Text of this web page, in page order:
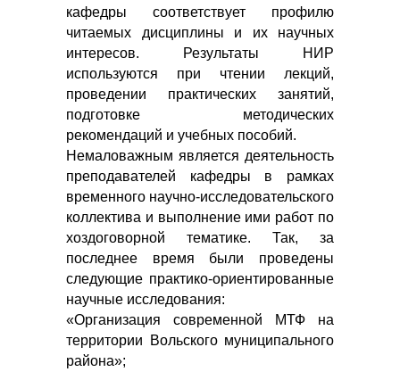
кафедры соответствует профилю
читаемых дисциплины и их научных
интересов. Результаты НИР
используются при чтении лекций,
проведении практических занятий,
подготовке методических
рекомендаций и учебных пособий.
Немаловажным является деятельность
преподавателей кафедры в рамках
временного научно-исследовательского
коллектива и выполнение ими работ по
хоздоговорной тематике. Так, за
последнее время были проведены
следующие практико-ориентированные
научные исследования:
«Организация современной МТФ на
территории Вольского муниципального
района»;